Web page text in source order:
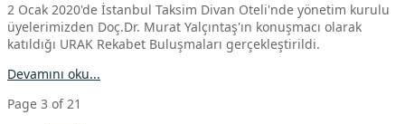
2 Ocak 2020'de İstanbul Taksim Divan Oteli'nde yönetim kurulu
üyelerimizden Doç.Dr. Murat Yalçıntaş'ın konuşmacı olarak
katıldığı URAK Rekabet Buluşmaları gerçekleştirildi.
Devamını oku...
Page 3 of 21